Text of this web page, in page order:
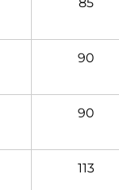
90
90
113